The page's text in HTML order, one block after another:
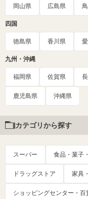
岡山県 広島県
四国
徳島県 香川県
九州・沖縄
福岡県 佐賀県
鹿児島県 沖縄県
カテゴリから探す
スーパー 食品・菓子
ドラッグストア 家具
ショッピングセンター・百